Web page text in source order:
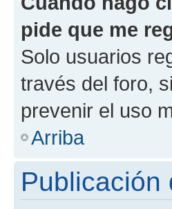
pide que me
Solo usuarios
través del foro,
prevenir el uso
Arriba
Publicación